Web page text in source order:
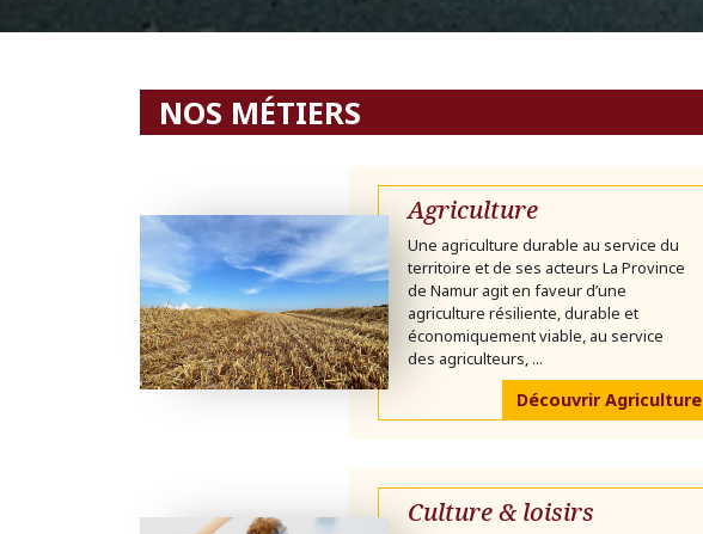
NOS MÉTIERS
Agriculture
Une agriculture durable au service du
territoire et de ses acteurs La Province
de Namur agit en faveur d’une
agriculture résiliente, durable et
économiquement viable, au service
des agriculteurs, ...
Découvrir Agriculture
Culture & loisirs